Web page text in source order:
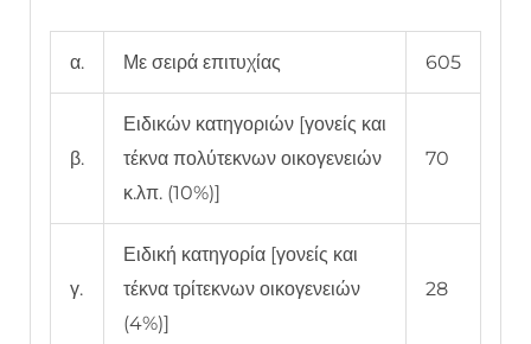
α. Με σειρά επιτυχίας 605
β.
Ειδικών κατηγοριών [γονείς και
τέκνα πολύτεκνων οικογενειών
κ.λπ. (10%)]
70
γ.
Ειδική κατηγορία [γονείς και
τέκνα τρίτεκνων οικογενειών
(4%)]
28